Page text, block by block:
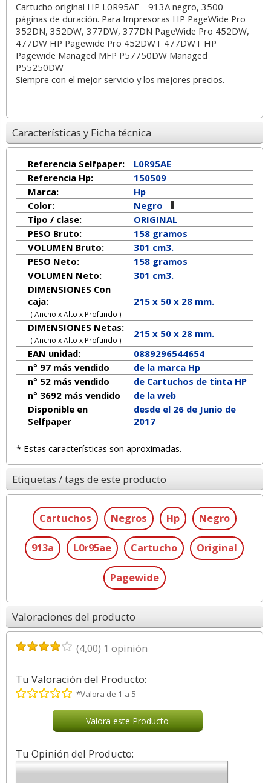
Cartucho original HP L0R95AE - 913A negro, 3500
páginas de duración. Para Impresoras HP PageWide Pro
352DN, 352DW, 377DW, 377DN PageWide Pro 452DW,
477DW HP Pagewide Pro 452DWT 477DWT HP
Pagewide Managed MFP P57750DW Managed
P55250DW
Siempre con el mejor servicio y los mejores precios.
Características y Ficha técnica
Referencia Selfpaper:
L0R95AE
Referencia Hp:
150509
Marca:
Hp
Color:
Negro
Tipo / clase:
ORIGINAL
PESO Bruto:
158 gramos
VOLUMEN Bruto:
301 cm3.
PESO Neto:
158gramos
VOLUMEN Neto:
301 cm3.
DIMENSIONES Con
caja:
( Ancho x Alto x Profundo )
215 x 50 x 28 mm.
DIMENSIONES Netas:
( Ancho x Alto x Profundo )
215x 50x 28mm.
EAN unidad:
0889296544654
n° 97 más vendido
de la marca Hp
n° 52 más vendido
de Cartuchos de tinta HP
n° 3692 más vendido
de la web
Disponible en
Selfpaper
desde el 26 de Junio de
2017
* Estas características son aproximadas.
Etiquetas / tags de este producto
Cartuchos Negros Hp Negro
913a L0r95ae Cartucho Original
Pagewide
Valoraciones del producto
(4,00) 1 opinión
Tu Valoración del Producto:
*Valora de 1 a 5
Valora este Producto
Tu Opinión del Producto: